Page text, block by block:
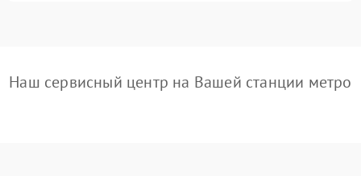
Наш сервисный центр на Вашей станции метро